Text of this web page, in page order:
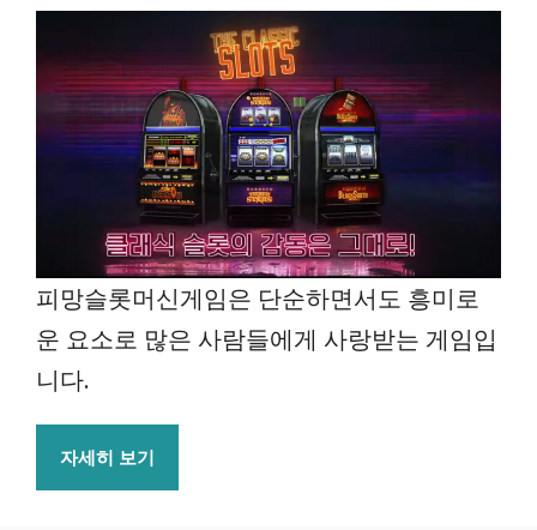
피망슬롯머신게임은 단순하면서도 흥미로
운 요소로 많은 사람들에게 사랑받는 게임입
니다.
자세히 보기